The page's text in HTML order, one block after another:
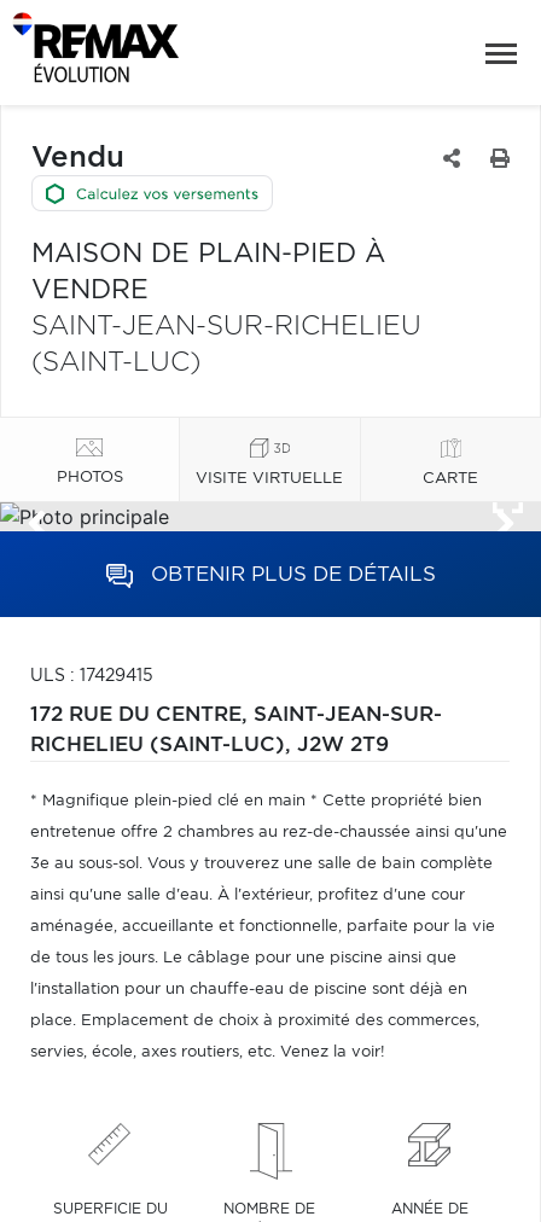
Vendu
MAISON DE PLAIN-PIED À
VENDRE
SAINT-JEAN-SUR-RICHELIEU
(SAINT-LUC)
PHOTOS VISITE VIRTUELLE CARTE
OBTENIR PLUS DE DÉTAILS
ULS : 17429415
172 RUE DU CENTRE, SAINT-JEAN-SUR-
RICHELIEU (SAINT-LUC), J2W 2T9
* Magnifique plein-pied clé en main * Cette propriété bien
entretenue offre 2 chambres au rez-de-chaussée ainsi qu'une
3e au sous-sol. Vous y trouverez une salle de bain complète
ainsi qu'une salle d'eau. À l'extérieur, profitez d'une cour
aménagée, accueillante et fonctionnelle, parfaite pour la vie
de tous les jours. Le câblage pour une piscine ainsi que
l'installation pour un chauffe-eau de piscine sont déjà en
place. Emplacement de choix à proximité des commerces,
servies, école, axes routiers, etc. Venez la voir!
SUPERFICIE DU
NOMBRE DE
ANNÉE DE